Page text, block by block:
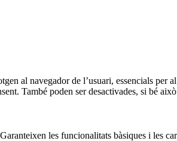
al navegador de l’usuari, essencials per
També poden ser desactivades, si bé
les funcionalitats bàsiques i les